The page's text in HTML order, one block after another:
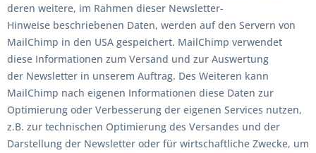
deren weitere, im Rahmen dieser Newsletter-
Hinweise beschriebenen Daten, werden auf den Servern von
MailChimp in den USA gespeichert. MailChimp verwendet
diese Informationen zum Versand und zur Auswertung
der Newsletter in unserem Auftrag. Des Weiteren kann
MailChimp nach eigenen Informationen diese Daten zur
Optimierung oder Verbesserung der eigenen Services nutzen,
z.B. zur technischen Optimierung des Versandes und der
Darstellung der Newsletter oder für wirtschaftliche Zwecke, um